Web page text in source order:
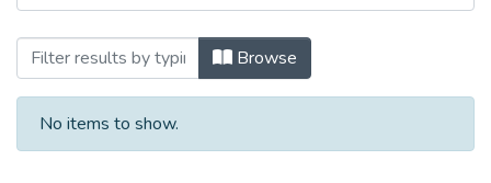
Browsing 2007 рік by Subject
Browse
No items to show.